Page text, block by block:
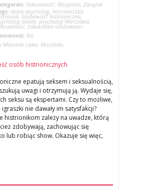
Seksualność, Wszystkie, Związek
dobry psycholog, histrioniczka,
,osobowość histrioniczna,
online, psycholog Warszawa,
, zaburzenia osobowości
No
Marzena Lipka- Mucińska
epatują seksem i seksualnością,
uwagi i otrzymują ją. Wydaje się,
seksu są ekspertami. Czy to możliwe,
igraszki nie dawały im satysfakcji?
histrionikom zależy na uwadze, którą
zdobywają, zachowując się
lub robiąc show. Okazuje się więc,